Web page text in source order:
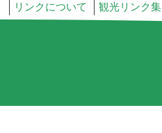
リンクについて 観光リンク集